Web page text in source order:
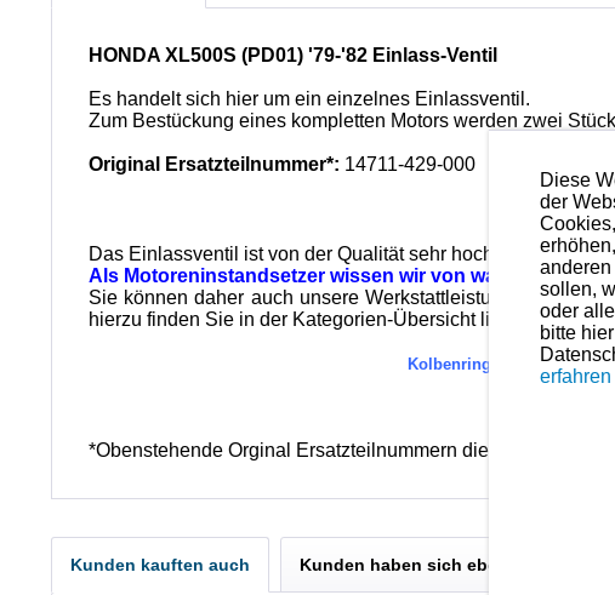
HONDA XL500S (PD01) '79-'82 Einlass-Ventil
Es handelt sich hier um ein einzelnes Einlassventil.
Zum Bestückung eines kompletten Motors werden zwei
Original Ersatzteilnummer*: 14711-429-000
Das Einlassventil ist von der Qualität sehr hochwertig und
Als Motoreninstandsetzer wissen wir von was wir
Sie können daher auch unsere Werkstattleistungen in
hierzu finden Sie in der Kategorien-Übersicht links oder
Kolbenringe und Kolben
*Obenstehende Orginal Ersatzteilnummern dienen nur zu
Kunden kauften auch Kunden haben sich ebenfalls
Diese
der
sollen,
oder
bitte
erfahren